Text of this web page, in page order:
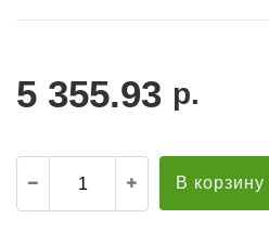
5 355.93 р.
В корзину